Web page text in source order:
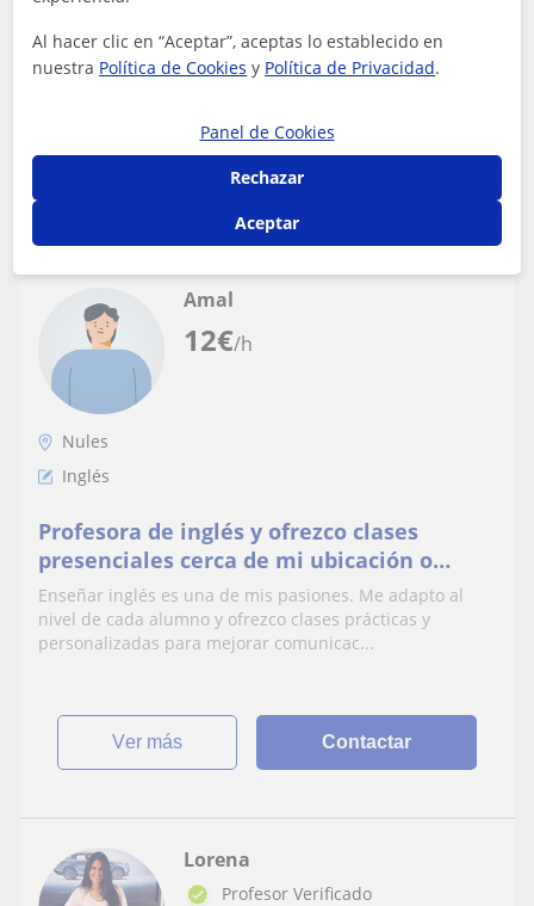
Doy clases particulares a niños de
primaria o eso, también podría cuidar de
12€/h
Amal
Nules
Inglés
Profesora de inglés y ofrezco clases
presenciales cerca de mi ubicación o
clases online.
Enseñar inglés es una de mis pasiones. Me adapto al
nivel de cada alumno y ofrezco clases prácticas y
personalizadas para mejorar comunicac...
ver más Contactar
Lorena
Profesor Verificado
Al hacer clic en “Aceptar”, aceptas lo establecido en
nuestra Política de Cookies y Política de Privacidad.
Panel de Cookies
Rechazar
Aceptar